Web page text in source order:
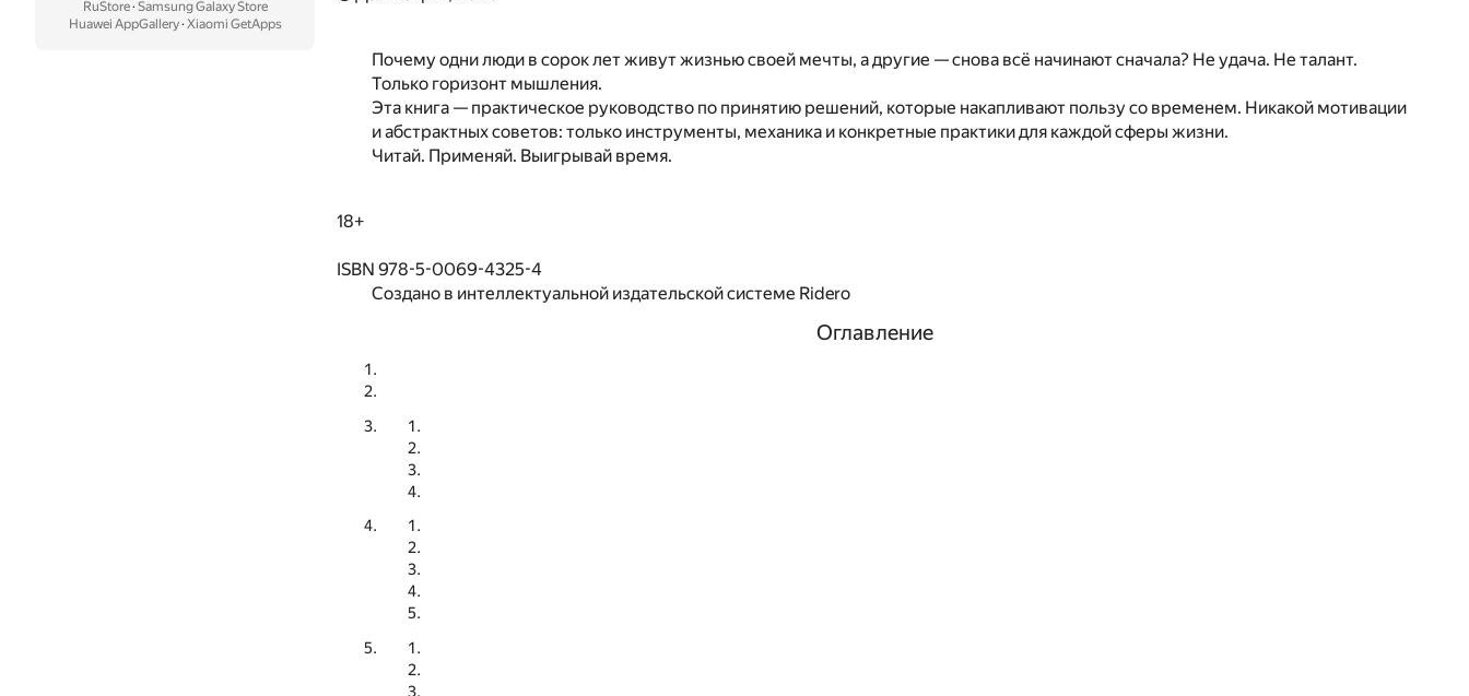
RuStore· Samsung Galaxy Store
Huawei AppGallery· Xiaomi GetApps
Почему одни люди в сорок лет живут жизнью своей мечты, а другие — снова всё начинают сначала? Не удача. Не талант.
Только горизонт мышления.
Эта книга — практическое руководство по принятию решений, которые накапливают пользу со временем. Никакой мотивации
и абстрактных советов: только инструменты, механика и конкретные практики для каждой сферы жизни.
Читай. Применяй. Выигрывай время.
18+
ISBN 978-5-0069-4325-4
Создано в интеллектуальной издательской системе Ridero
Оглавление